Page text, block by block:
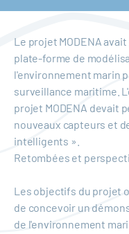
Le projet MODENA
plate-forme de
l'environnement marin
surveillance maritime.
projet MODENA devait
nouveaux capteurs et
intelligents ».
Retombées et
Les objectifs du projet
de concevoir un
de l'environnement